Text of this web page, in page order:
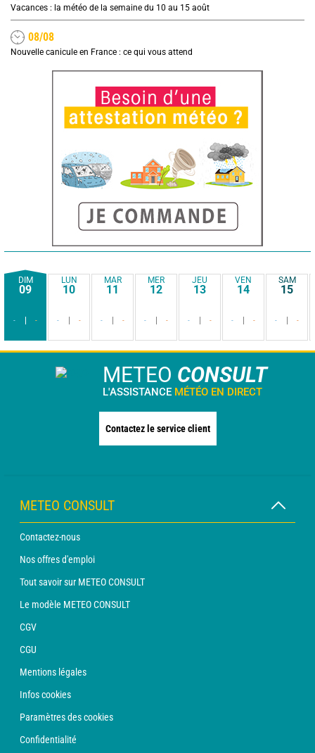
Vacances : la météo de la semaine du 10 au 15 août
08/08
Nouvelle canicule en France : ce qui vous attend
DIM
09
- -
LUN
10
- -
MAR
11
- -
MER
12
- -
JEU
13
- -
VEN
14
- -
SAM
15
- -
METEO CONSULT
L'ASSISTANCE MÉTÉO EN DIRECT
Contactez le service client
METEO CONSULT
Contactez-nous
Nos offres d'emploi
Tout savoir sur METEO CONSULT
Le modèle METEO CONSULT
CGV
CGU
Mentions légales
Infos cookies
Paramètres des cookies
Confidentialité